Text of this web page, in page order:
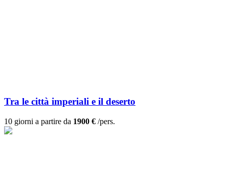
Tra le città imperiali e il deserto
10 giorni a partire da 1900 € /pers.